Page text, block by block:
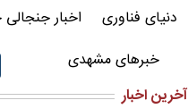
دنیای فناوری
اخبار
خبرهای مشهدی
آخرین اخبار